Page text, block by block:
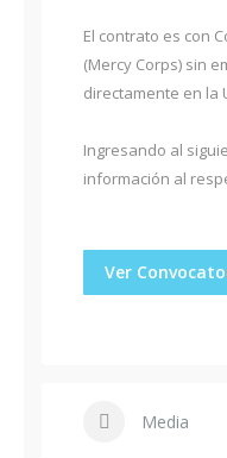
El contrato es con
(Mercy Corps) sin
directamente en la
Ingresando al
información al
Ver
Media